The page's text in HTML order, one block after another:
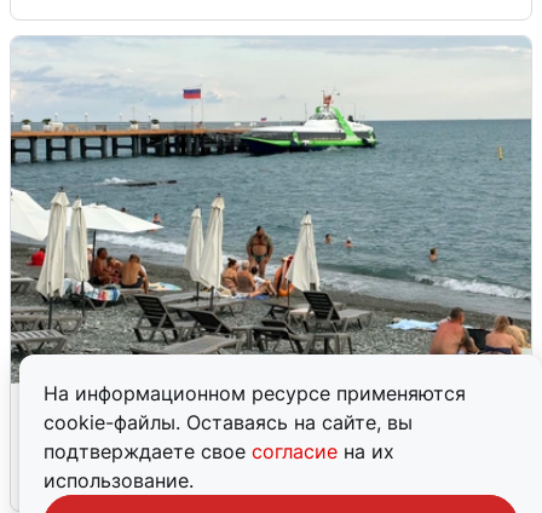
На информационном ресурсе применяются
cookie-файлы. Оставаясь на сайте, вы
подтверждаете свое согласие на их
использование.
Жители и туристы Сочи рассказали
об атаке БПЛА 5 августа
5 августа 0